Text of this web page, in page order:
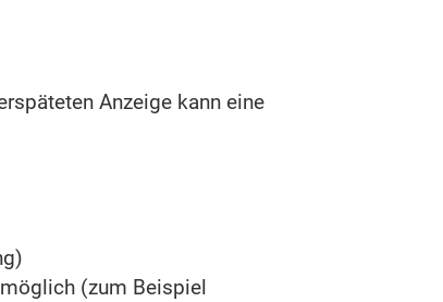
Anzeige kann eine
(zum Beispiel